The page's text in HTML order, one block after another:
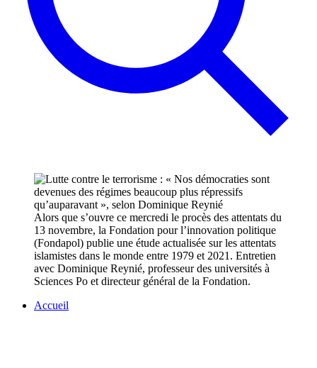
Alors que s’ouvre ce mercredi le procès des attentats du
13 novembre, la Fondation pour l’innovation politique
(Fondapol) publie une étude actualisée sur les attentats
islamistes dans le monde entre 1979 et 2021. Entretien
avec Dominique Reynié, professeur des universités à
Sciences Po et directeur général de la Fondation.
Accueil